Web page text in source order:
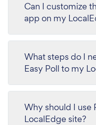
Can I customize
app on my
What steps do I
Easy Poll to my
Why should I use
LocalEdge site?